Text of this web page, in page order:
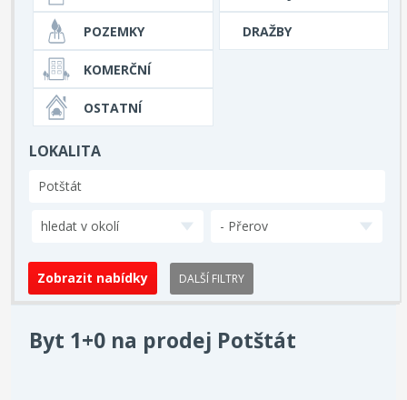
DRAŽBY
POZEMKY
KOMERČNÍ
OSTATNÍ
LOKALITA
hledat v okolí - Přerov
DALŠÍ FILTRY
Byt 1+0 na prodej Potštát